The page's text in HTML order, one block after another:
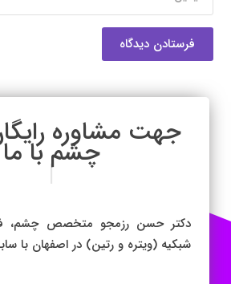
فرستادن دیدگاه
جهت مشاوره
دکتر حسن رزمجو متخصص چشم،